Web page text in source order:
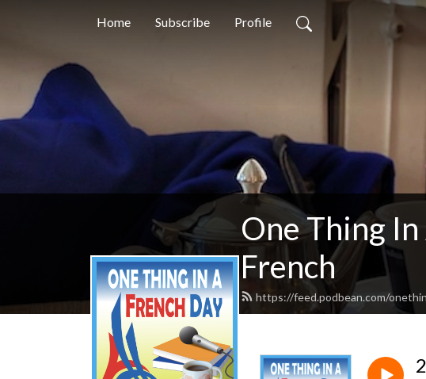
Home Subscribe Profile
One Thing
French
https://feed.podbean.com/